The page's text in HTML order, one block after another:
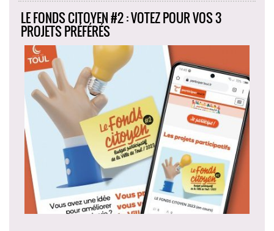
LE FONDS CITOYEN #2 : VOTEZ POUR VOS 3
PROJETS PRÉFÉRÉS